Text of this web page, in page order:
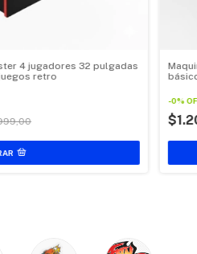
4 jugadores 32 pulgadas
retro
-0%